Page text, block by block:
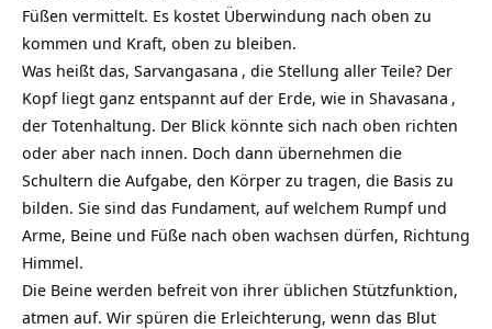
Füßen vermittelt. Es kostet Überwindung nach oben zu
kommen und Kraft, oben zu bleiben.
Was heißt das, Sarvangasana , die Stellung aller Teile? Der
Kopf liegt ganz entspannt auf der Erde, wie in Shavasana ,
der Totenhaltung. Der Blick könnte sich nach oben richten
oder aber nach innen. Doch dann übernehmen die
Schultern die Aufgabe, den Körper zu tragen, die Basis zu
bilden. Sie sind das Fundament, auf welchem Rumpf und
Arme, Beine und Füße nach oben wachsen dürfen, Richtung
Himmel.
Die Beine werden befreit von ihrer üblichen Stützfunktion,
atmen auf. Wir spüren die Erleichterung, wenn das Blut